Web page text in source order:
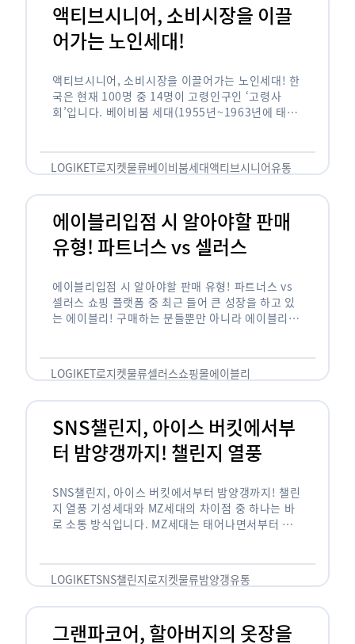
액티브시니어, 소비시장을 이끌
어가는 노인세대!
액티브시니어, 소비시장을 이끌어가는 노인세대! 한
국은 현재 100명 중 14명이 고령인구인 ‘고령사
회’입니다. 베이비붐 세대(1955년~1963년에 태어
오고 있습니다. 하지만 사회가 늙어가는 …
LOGIKET로지켓물류베이비붐세대액티브시니어유통
에이블리입점 시 알아야할 판매
유형! 파트너스 vs 셀러스
에이블리입점 시 알아야할 판매 유형! 파트너스 vs
셀러스 쇼핑 플랫폼 중 최근 들어 큰 성장을 하고 있
는 에이블리! 구매하는 분들뿐만 아니라 에이블리에
LOGIKET로지켓물류셀러스쇼핑몰에이블리
SNS챌린지, 아이스 버킷에서부
터 밤양갱까지! 챌린지 열풍
SNS챌린지, 아이스 버킷에서부터 밤양갱까지! 챌린
지 열풍 기성세대와 MZ세대의 차이점 중 하나는 바
로 소통 방식입니다. MZ세대는 태어나면서부터 디
도 능숙한 …
LOGIKETSNS챌린지로지켓물류밤양갱유통
그랜파코어, 할아버지의 옷장을